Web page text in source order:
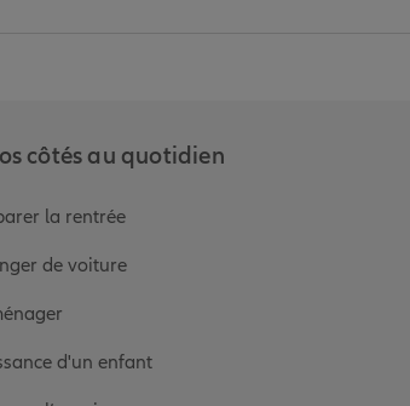
de Allianz
côtés au quotidien
la rentrée
de voiture
d'un enfant